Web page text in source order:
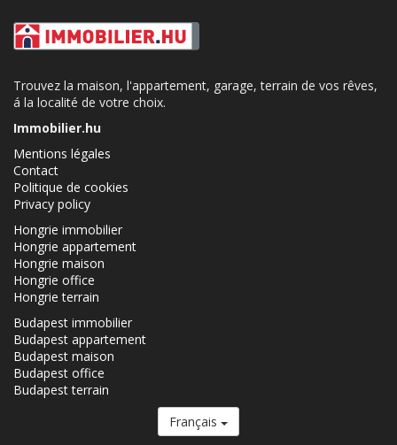
Trouvez la maison, l'appartement, garage, terrain de vos rêves,
á la localité de votre choix.
Immobilier.hu
Mentions légales
Contact
Politique de cookies
Privacy policy
Hongrie immobilier
Hongrie appartement
Hongrie maison
Hongrie office
Hongrie terrain
Budapest immobilier
Budapest appartement
Budapest maison
Budapest office
Budapest terrain
Français